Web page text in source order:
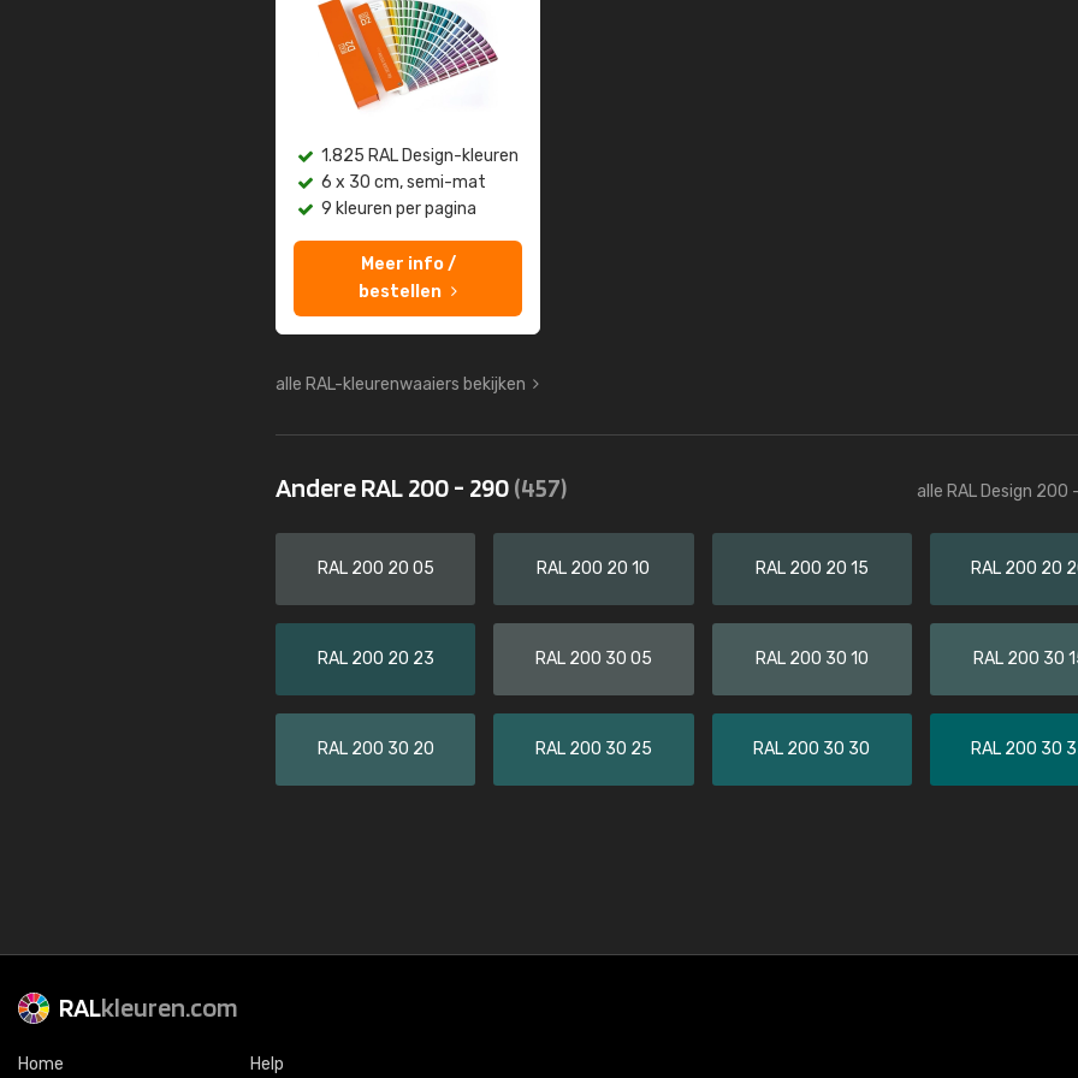
1.825 RAL Design-kleuren
6 x 30 cm, semi-mat
9 kleuren per pagina
Meer info /
bestellen
alle RAL-kleurenwaaiers bekijken
Andere RAL 200 - 290(457) alle RAL Design 200
RAL 200 20 05 RAL 200 20 10 RAL 200 20 15 RAL 200 20
RAL 200 20 23 RAL 200 30 05 RAL 200 30 10 RAL 200 30
RAL 200 30 20 RAL 200 30 25 RAL 200 30 30 RAL 200 30
RALkleuren.com
Home Help